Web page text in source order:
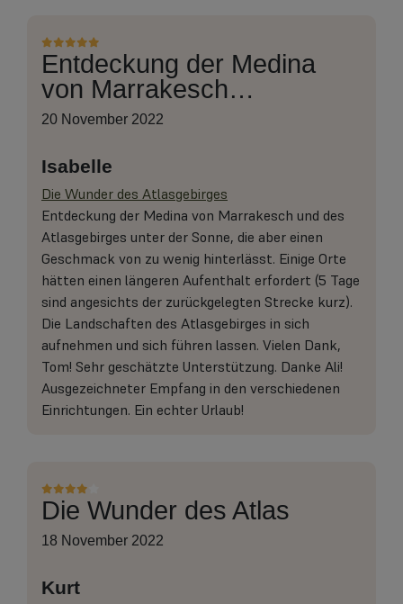
Entdeckung der Medina
von Marrakesch…
20 November 2022
Isabelle
Die Wunder des Atlasgebirges
Entdeckung der Medina von Marrakesch und des
Atlasgebirges unter der Sonne, die aber einen
Geschmack von zu wenig hinterlässt. Einige Orte
hätten einen längeren Aufenthalt erfordert (5 Tage
sind angesichts der zurückgelegten Strecke kurz).
Die Landschaften des Atlasgebirges in sich
aufnehmen und sich führen lassen. Vielen Dank,
Tom! Sehr geschätzte Unterstützung. Danke Ali!
Ausgezeichneter Empfang in den verschiedenen
Einrichtungen. Ein echter Urlaub!
Die Wunder des Atlas
18 November 2022
Kurt